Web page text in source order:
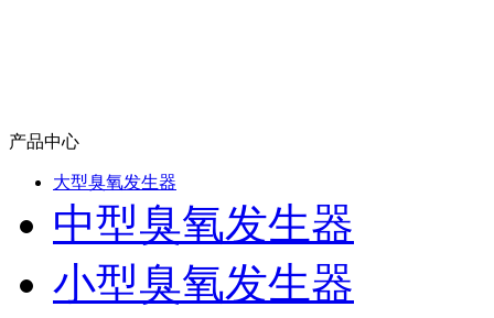
产品中心
大型臭氧发生器
中型臭氧发生器
小型臭氧发生器